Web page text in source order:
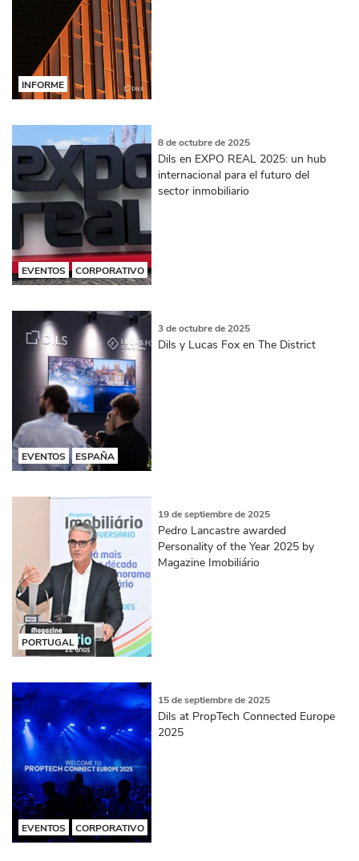
INFORME
EVENTOS CORPORATIVO
8 de octubre de 2025
Dils en EXPO REAL 2025: un hub
internacional para el futuro del
sector inmobiliario
EVENTOS ESPAÑA
3 de octubre de 2025
Dils y Lucas Fox en The District
PORTUGAL
19 de septiembre de 2025
Pedro Lancastre awarded
Personality of the Year 2025 by
Magazine Imobiliário
EVENTOS CORPORATIVO
15 de septiembre de 2025
Dils at PropTech Connected Europe
2025